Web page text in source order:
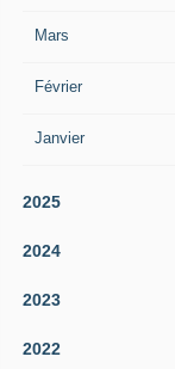
Mars
Février
Janvier
2025
2024
2023
2022